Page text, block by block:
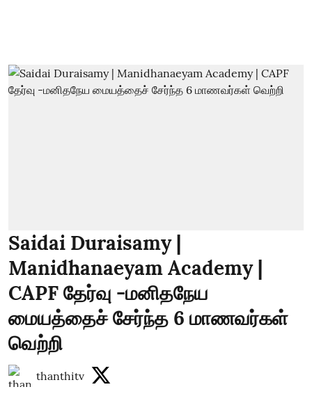
Saidai Duraisamy |
Manidhanaeyam Academy |
CAPF தேர்வு -மனிதநேய
மையத்தைச் சேர்ந்த 6 மாணவர்கள்
வெற்றி
thanthitv